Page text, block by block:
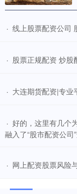
· 线上股票配资公司
· 股票正规配资 炒
· 大连期货配资|专业
· 好的，这里有几个
融入了“股市配资公司
· 网上配资股票风险